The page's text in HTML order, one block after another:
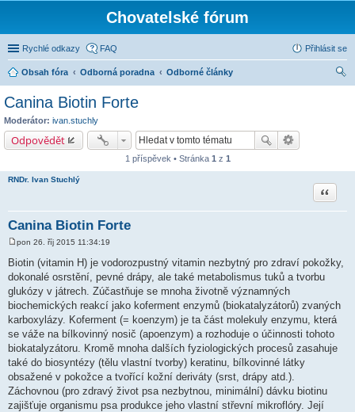
Chovatelské fórum
Rychlé odkazy FAQ Přihlásit se
Obsah fóra Odborná poradna
Odborné články
Canina Biotin Forte
Moderátor: ivan.stuchly
Odpovědět
1 příspěvek • Stránka 1 z 1
RNDr. Ivan Stuchlý
Canina Biotin Forte
Citace
P
í
s
ě
v
k
pon 26. říj 2015 11:34:19
Biotin (vitamin H) je vodorozpustný vitamin nezbytný pro zdraví pokožky,
dokonalé osrstění, pevné drápy, ale také metabolismus tuků a tvorbu
glukózy v játrech. Zúčastňuje se mnoha životně významných
biochemických reakcí jako koferment enzymů (biokatalyzátorů) zvaných
karboxylázy. Koferment (= koenzym) je ta část molekuly enzymu, která
se váže na bílkovinný nosič (apoenzym) a rozhoduje o účinnosti tohoto
biokatalyzátoru. Kromě mnoha dalších fyziologických procesů zasahuje
také do biosyntézy (tělu vlastní tvorby) keratinu, bílkovinné látky
obsažené v pokožce a tvořící kožní deriváty (srst, drápy atd.).
Záchovnou (pro zdravý život psa nezbytnou, minimální) dávku biotinu
zajišťuje organismu psa produkce jeho vlastní střevní mikroflóry. Její